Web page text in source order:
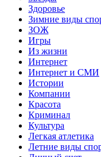
Здоровье
Зимние виды
ЗОЖ
Игры
Из жизни
Интернет
Интернет и СМИ
Истории
Компании
Красота
Криминал
Культура
Легкая атлетика
Летние виды